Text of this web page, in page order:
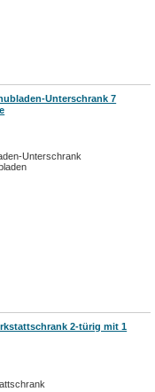
Unterschrank 7
Unterschrank
2-türig mit 1